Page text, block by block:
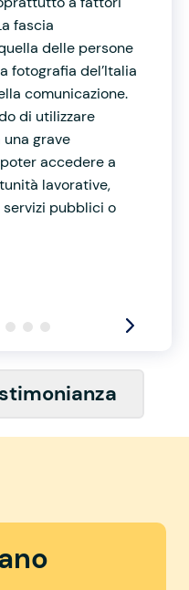
fascia
delle persone
fotografia del’Italia
comunicazione.
di utilizzare
grave
accedere a
lavorative,
pubblici o